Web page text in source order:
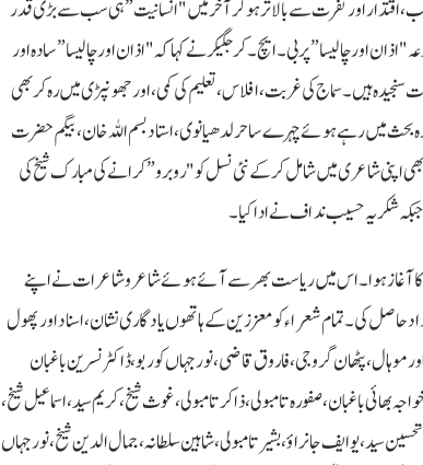
اقتدار اور نفرت سے بالاتر ہو کر آخر میں "انسانیت” ہی سب سے بڑی قدر
اور چالیسا” پر بی ۔ایچ۔ کرجگیکر نے کہا کہ "اذان اور چالیسا” سادہ اور
ہیں۔ سماج کی غربت، افلاس، تعلیم کی کمی، اور جھونپڑی میں رہ کر بھی
بحث میں رہے ہوئے چہرے ساحر لدھیانوی، استاد بسم اللہ خان، بیگم حضرت
اپنی شاعری میں شامل کر کے نئی نسل کو "رو برو” کرانے کی مبارک شیخ کی
شکریہ حسیب نداف نے ادا کیا۔
آغاز ہوا۔ اس میں ریاست بھر سے آئے ہوئے شاعر و شاعرات نے اپنے
کی۔ تمام شعراء کو معززین کے ہاتھوں یادگاری نشان، اسناد اور پھول
موہال، پٹھان گروجی، فاروق قاضی، نورجہاں کوربو، ڈاکٹر نسرین باغبان
بھائی باغبان ، صفورہ تامبولی، ذاکر تامبولی، غوث شیخ، کریم سید، اسماعیل شیخ،
سید، یو ایف جانراؤ، بشیر تامبولی، شاہین سلطانہ، جمال الدین شیخ، نورجہاں